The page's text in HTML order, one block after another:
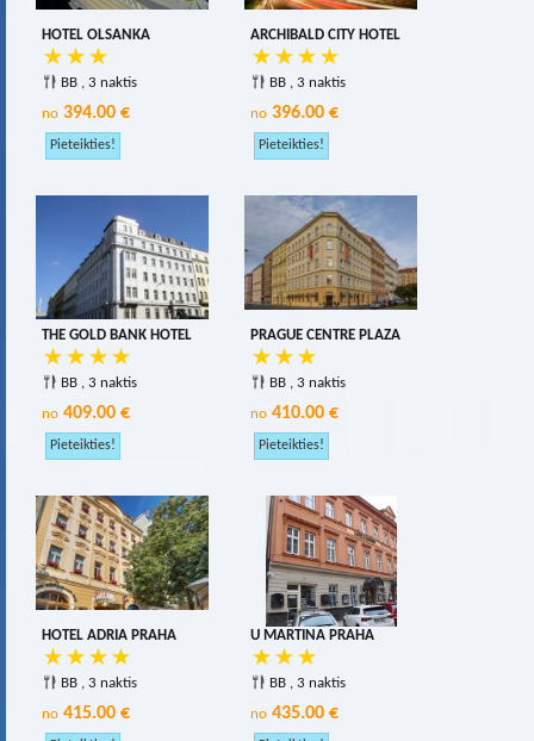
HOTEL OLSANKA
BB , 3 naktis
no 394.00 €
ARCHIBALD CITY HOTEL
BB , 3 naktis
no 396.00 €
THE GOLD BANK HOTEL
BB , 3 naktis
no 409.00 €
PRAGUE CENTRE PLAZA
BB , 3 naktis
no 410.00 €
HOTEL ADRIA PRAHA
BB , 3 naktis
no 415.00 €
U MARTINA PRAHA
BB , 3 naktis
no 435.00 €